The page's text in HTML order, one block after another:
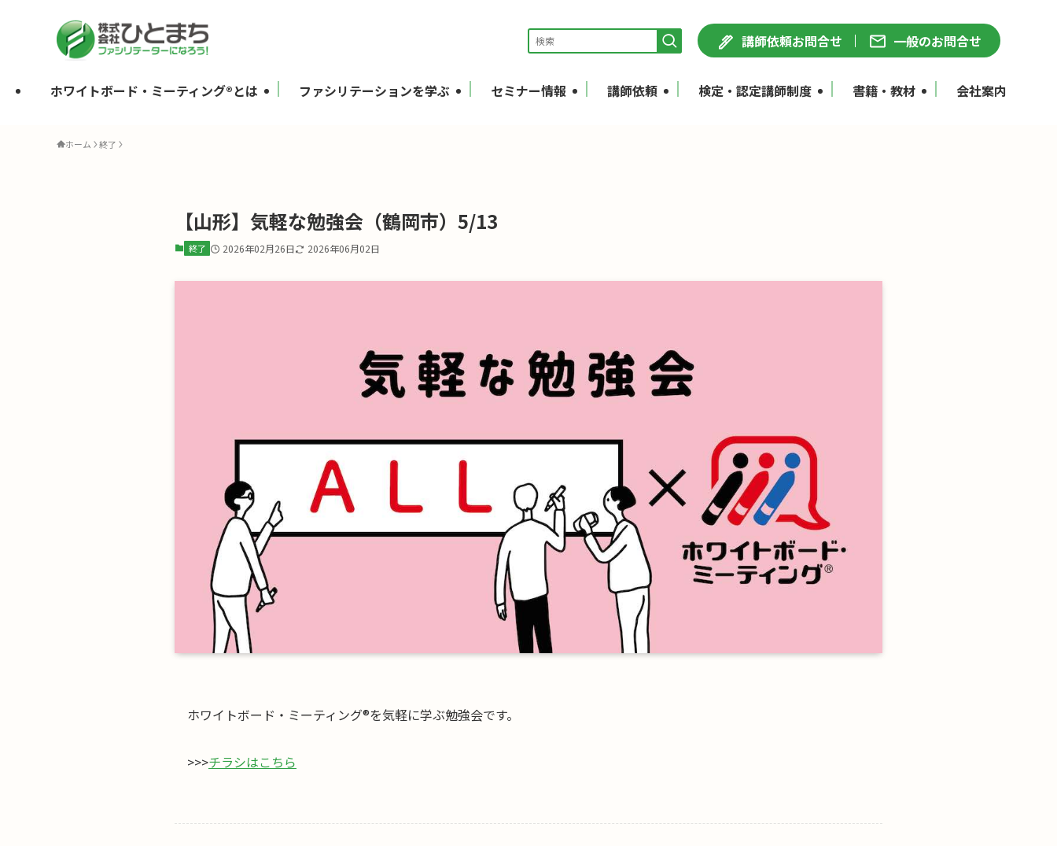
講師依頼お問合せ 一般のお問合せ
ホワイトボード・ミーティング®とは ファシリテーションを学ぶ セミナー情報 講師依頼 検定・認定講師制度 書籍・教材 会社案内
ホーム 終了
【山形】気軽な勉強会（鶴岡市）5/13
終了 2026年02月26日 2026年06月02日
ホワイトボード・ミーティング®を気軽に学ぶ勉強会です。
>>>チラシはこちら